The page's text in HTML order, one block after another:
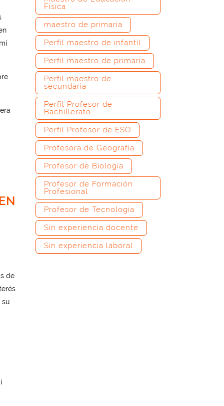
de
su
Física
maestro de primaria
Perfil maestro de infantil
Perfil maestro de primaria
Perfil maestro de
secundaria
Perfil Profesor de
Bachillerato
Perfil Profesor de ESO
Profesora de Geografía
Profesor de Biología
Profesor de Formación
Profesional
Profesor de Tecnología
Sin experiencia docente
Sin experiencia laboral